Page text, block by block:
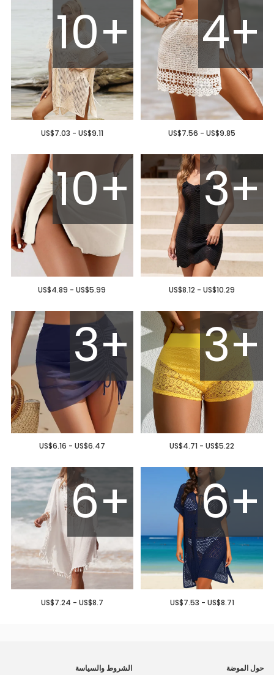
4+
US$7.56 - US$9.85
10+
US$7.03 - US$9.11
3+
US$8.12 - US$10.29
10+
US$4.89 - US$5.99
3+
US$4.71 - US$5.22
3+
US$6.16 - US$6.47
6+
US$7.53 - US$8.71
6+
US$7.24 - US$8.7
حول الموضة الشروط والسياسة